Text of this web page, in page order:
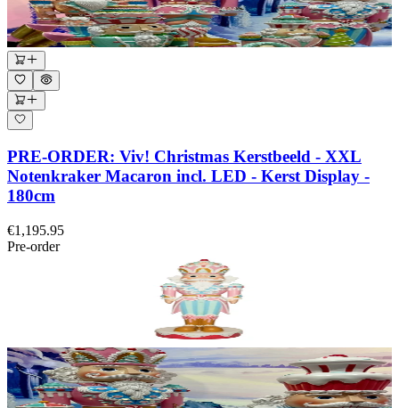
PRE-ORDER: Viv! Christmas Kerstbeeld - XXL
Notenkraker Macaron incl. LED - Kerst Display -
180cm
€1,195.95
Pre-order